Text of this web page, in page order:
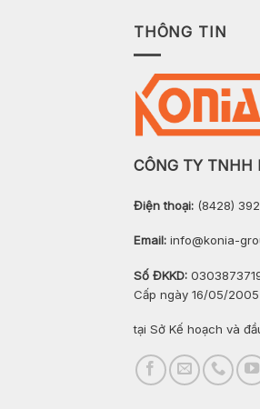
THÔNG TIN
CÔNG TY TNHH
Điện thoại: (8428)
Email: info@konia-
Số ĐKKD:
Cấp ngày 16/05/2005
tại Sở Kế hoạch và